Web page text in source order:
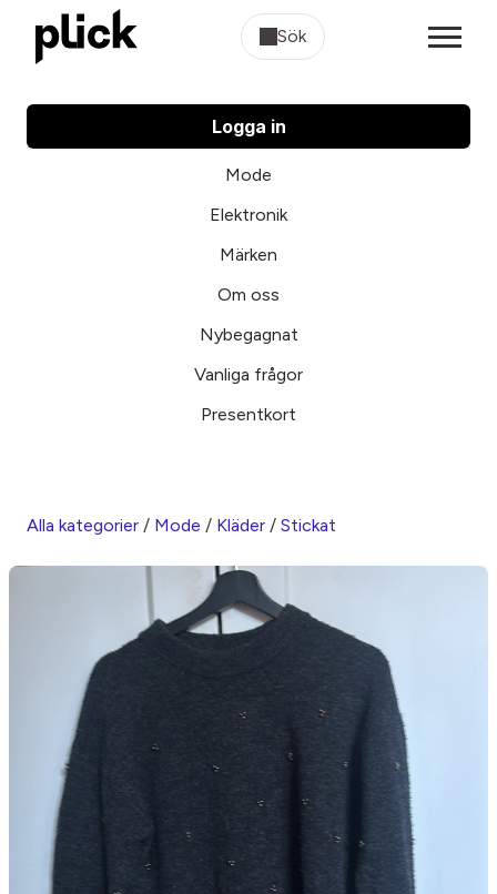
Sök
Logga in
Mode
Elektronik
Märken
Om oss
Nybegagnat
Vanliga frågor
Presentkort
Alla kategorier / Mode / Kläder / Stickat